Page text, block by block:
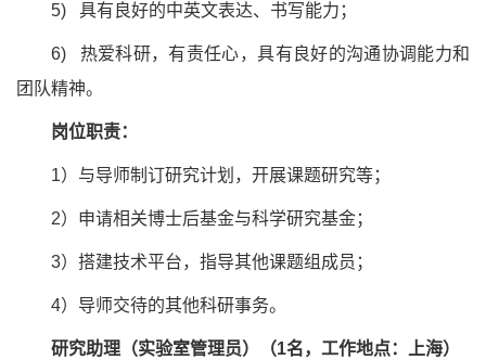
5) 具有良好的中英文表达、书写能力；
6) 热爱科研，有责任心，具有良好的沟通协调能力和
团队精神。
岗位职责：
1）与导师制订研究计划，开展课题研究等；
2）申请相关博士后基金与科学研究基金；
3）搭建技术平台，指导其他课题组成员；
4）导师交待的其他科研事务。
研究助理（实验室管理员）（1名，工作地点：上海）